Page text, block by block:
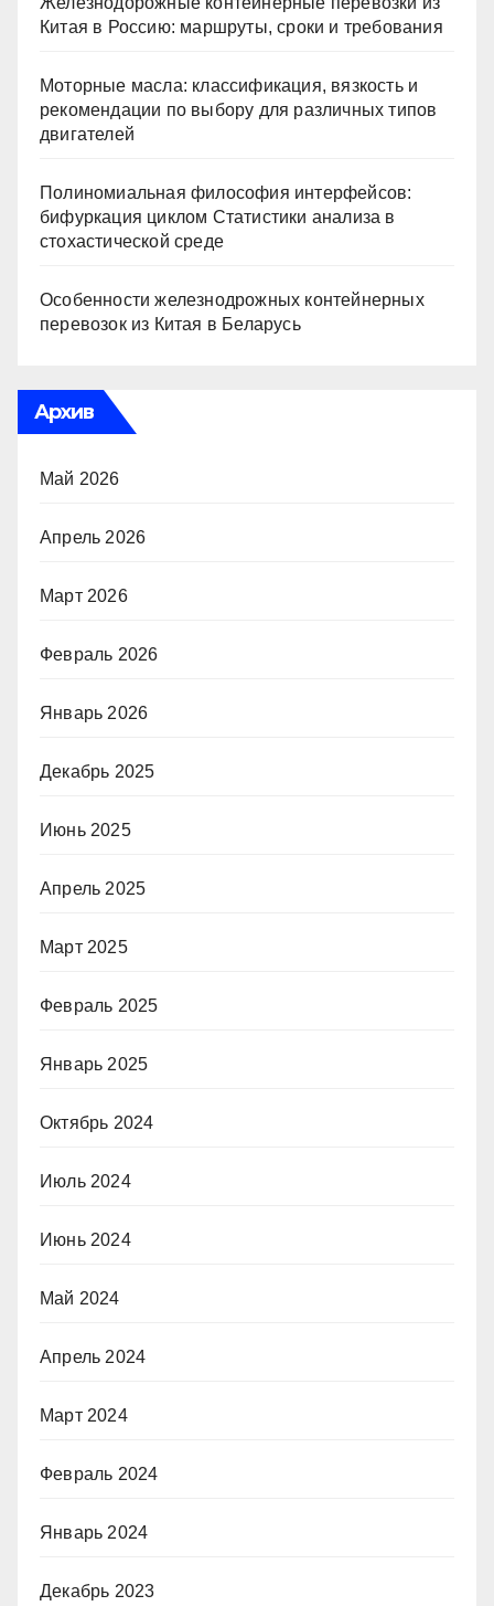
Китая в Россию: маршруты, сроки и требования
Моторные масла: классификация, вязкость и
рекомендации по выбору для различных типов
двигателей
Полиномиальная философия интерфейсов:
бифуркация циклом Статистики анализа в
стохастической среде
Особенности железнодрожных контейнерных
перевозок из Китая в Беларусь
Архив
Май 2026
Апрель 2026
Март 2026
Февраль 2026
Январь 2026
Декабрь 2025
Июнь 2025
Апрель 2025
Март 2025
Февраль 2025
Январь 2025
Октябрь 2024
Июль 2024
Июнь 2024
Май 2024
Апрель 2024
Март 2024
Февраль 2024
Январь 2024
Декабрь 2023